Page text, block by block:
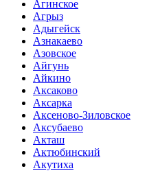
Агинское
Агрыз
Адыгейск
Азнакаево
Азовское
Айгунь
Айкино
Аксаково
Аксарка
Аксеново-Зиловское
Аксубаево
Акташ
Актюбинский
Акутиха